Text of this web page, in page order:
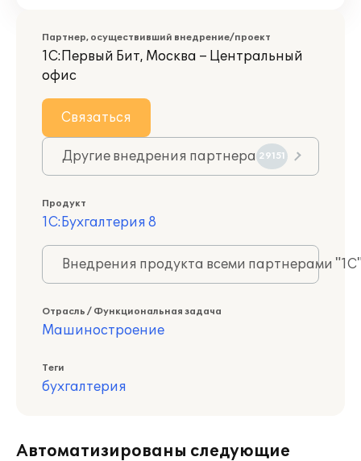
Партнер, осуществивший внедрение/проект
1С:Первый Бит, Москва – Центральный
офис
Связаться
Другие внедрения партнера 29151
Продукт
1С:Бухгалтерия 8
Внедрения продукта всеми партнерами
Отрасль / Функциональная задача
Машиностроение
Теги
бухгалтерия
Автоматизированы следующие